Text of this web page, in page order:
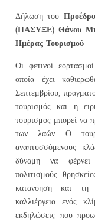
Δήλωση του
(ΠΑΣΥΞΕ) Θάνου
Ημέρας Τουρισμού
Οι φετινοί
οποία έχει
Σεπτεμβρίου,
τουρισμός και η
τουρισμός μπορεί να
των λαών. Ο
αναπτυσσόμενους
δύναμη να φέρνει
πολιτισμούς,
κατανόηση και τη
καλλιέργεια ενός
εκδηλώσεις που